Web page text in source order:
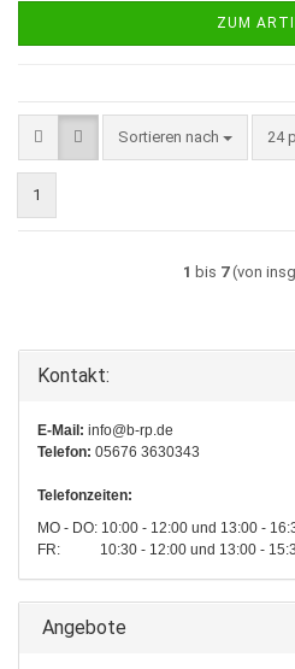
ZUM
Sortieren nach
Sortieren nach 24
pro
1
1 bis 7(von
Kontakt:
E-Mail: info@b-rp.de
Telefon: 05676 3630343
Telefonzeiten:
MO - DO: 10:00 - 12:00 und 13:00 -
FR: 10:30 - 12:00 und 13:00 -
Angebote